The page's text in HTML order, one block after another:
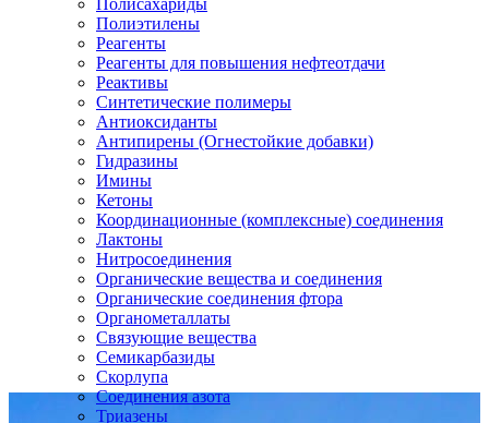
Полисахариды
Полиэтилены
Реагенты
Реагенты для повышения нефтеотдачи
Реактивы
Синтетические полимеры
Антиоксиданты
Антипирены (Огнестойкие добавки)
Гидразины
Имины
Кетоны
Координационные (комплексные) соединения
Лактоны
Нитросоединения
Органические вещества и соединения
Органические соединения фтора
Органометаллаты
Связующие вещества
Семикарбазиды
Скорлупа
Соединения азота
Триазены